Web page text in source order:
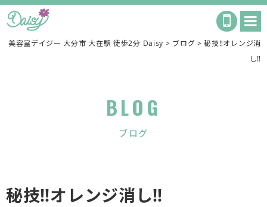
美容室デイジー 大分市 大在駅 徒歩2分 Daisy > ブログ >秘技‼︎オレンジ消
し‼︎
BLOG
ブログ
秘技‼︎オレンジ消し‼︎